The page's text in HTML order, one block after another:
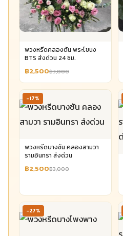
พวงหรีดคลองตัน พระโขนง
BTS ส่งด่วน 24 ชม.
฿2,500฿3,000
-17%
พวงหรีดบางชัน คลองสามวา
รามอินทรา ส่งด่วน
฿2,500฿3,000
-27%